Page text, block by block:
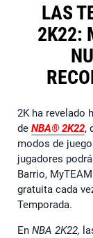
LAS
2K22:
2K ha revelado
de NBA® 2K22,
modos de
jugadores
Barrio,
gratuita cada
Temporada.
En NBA 2K22,